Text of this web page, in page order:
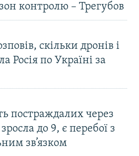
контролю – Трегубов
скільки дронів і
Росія по Україні за
постраждалих через
до 9, є перебої з
зв’язком